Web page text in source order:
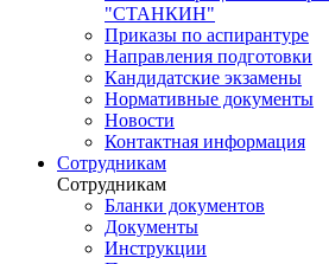
"СТАНКИН"
Приказы по аспирантуре
Направления подготовки
Кандидатские экзамены
Нормативные документы
Новости
Контактная информация
Сотрудникам
Сотрудникам
Бланки документов
Документы
Инструкции